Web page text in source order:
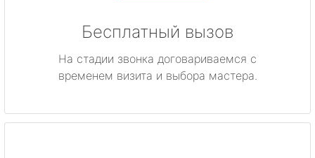
Бесплатный вызов
На стадии звонка договариваемся с
временем визита и выбора мастера.